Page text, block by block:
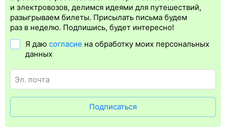
Электронная регистрацияпроизводитсясразупосле оплаты
билета.Электронная регистрация— это опция, которая
упрощает жизнь пассажиру. Её бонус в том, что не требуется
регистрация доступна почти для всех заказов,исключение
составляют поезда
в электронном ж/д билете. А в случае отсутствия электронной
регистрации еще и распечатка посадочного купона.
и электровозов, делимся идеями для путешествий,
разыгрываем билеты. Присылать письма будем
раз в неделю. Подпишись, будет интересно!
Я даю согласие на обработку моих персональных
данных
Подписаться